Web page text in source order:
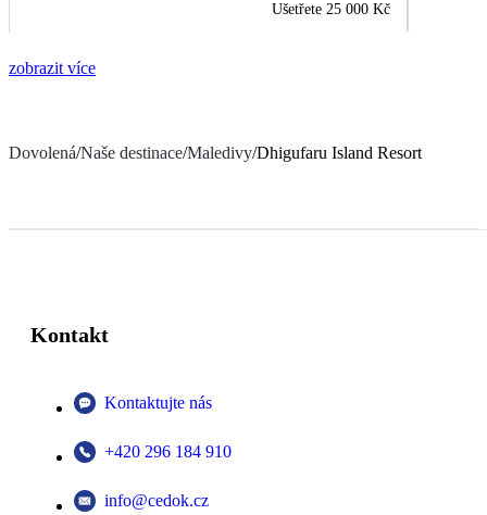
Ušetřete 25 000 Kč
zobrazit více
Dovolená/Naše destinace/Maledivy/Dhigufaru Island Resort
Kontakt
Kontaktujte nás
+420 296 184 910
info@cedok.cz